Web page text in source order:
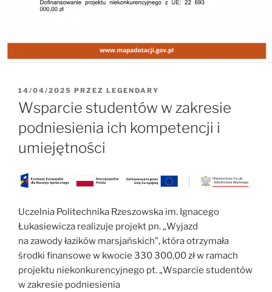
OPUBLIKOWANE
W
14/04/2025 PRZEZ LEGENDARY
Wsparcie studentów w zakresie
podniesienia ich kompetencji i
umiejętności
Uczelnia Politechnika Rzeszowska im. Ignacego
Łukasiewicza realizuje projekt pn. „Wyjazd
na zawody łazików marsjańskich”, która otrzymała
środki finansowe w kwocie 330 300,00 zł w ramach
projektu niekonkurencyjnego pt. „Wsparcie studentów
w zakresie podniesienia